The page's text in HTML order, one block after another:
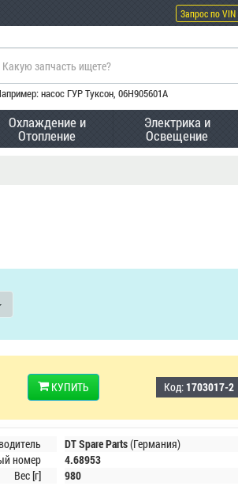
Запрос по VIN
насос ГУР Туксон, 06H905601A
Охлаждение и
Отопление
Электрика и
Освещение
КУПИТЬ Код: 1703017-2
DT Spare Parts(Германия)
номер
4.68953
Вес [г]
980